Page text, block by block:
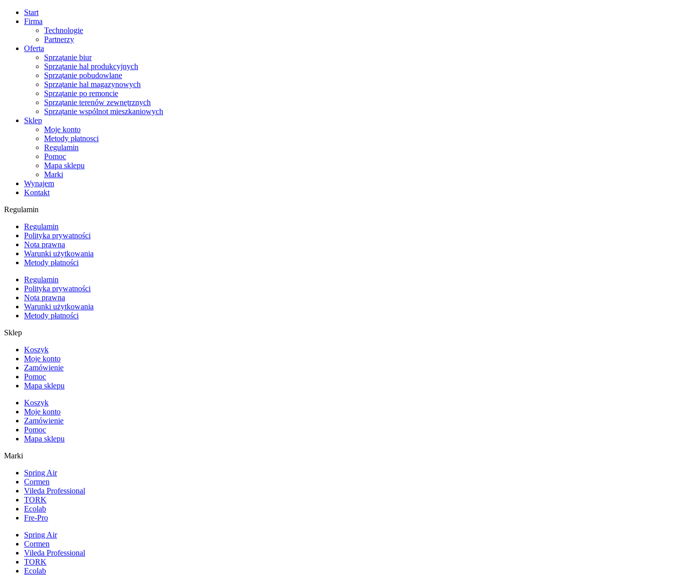
Start
Firma
Technologie
Partnerzy
Oferta
Sprzątanie biur
Sprzątanie hal produkcyjnych
Sprzątanie pobudowlane
Sprzątanie hal magazynowych
Sprzątanie po remoncie
Sprzątanie terenów zewnętrznych
Sprzątanie wspólnot mieszkaniowych
Sklep
Moje konto
Metody płatnosci
Regulamin
Pomoc
Mapa sklepu
Marki
Wynajem
Kontakt
Regulamin
Regulamin
Polityka prywatności
Nota prawna
Warunki użytkowania
Metody płatności
Regulamin
Polityka prywatności
Nota prawna
Warunki użytkowania
Metody płatności
Sklep
Koszyk
Moje konto
Zamówienie
Pomoc
Mapa sklepu
Koszyk
Moje konto
Zamówienie
Pomoc
Mapa sklepu
Marki
Spring Air
Cormen
Vileda Professional
TORK
Ecolab
Fre-Pro
Spring Air
Cormen
Vileda Professional
TORK
Ecolab